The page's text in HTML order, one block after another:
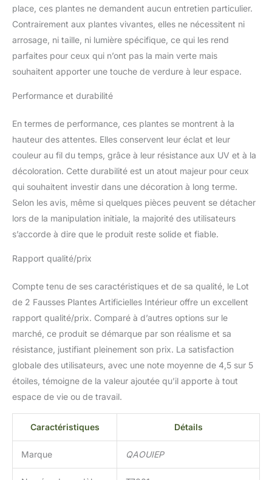
place, ces plantes ne demandent aucun entretien particulier.
Contrairement aux plantes vivantes, elles ne nécessitent ni
arrosage, ni taille, ni lumière spécifique, ce qui les rend
parfaites pour ceux qui n’ont pas la main verte mais
souhaitent apporter une touche de verdure à leur espace.
Performance et durabilité
En termes de performance, ces plantes se montrent à la
hauteur des attentes. Elles conservent leur éclat et leur
couleur au fil du temps, grâce à leur résistance aux UV et à la
décoloration. Cette durabilité est un atout majeur pour ceux
qui souhaitent investir dans une décoration à long terme.
Selon les avis, même si quelques pièces peuvent se détacher
lors de la manipulation initiale, la majorité des utilisateurs
s’accorde à dire que le produit reste solide et fiable.
Rapport qualité/prix
Compte tenu de ses caractéristiques et de sa qualité, le Lot
de 2 Fausses Plantes Artificielles Intérieur offre un excellent
rapport qualité/prix. Comparé à d’autres options sur le
marché, ce produit se démarque par son réalisme et sa
résistance, justifiant pleinement son prix. La satisfaction
globale des utilisateurs, avec une note moyenne de 4,5 sur 5
étoiles, témoigne de la valeur ajoutée qu’il apporte à tout
espace de vie ou de travail.
Caractéristiques Détails
Marque QAOUIEP